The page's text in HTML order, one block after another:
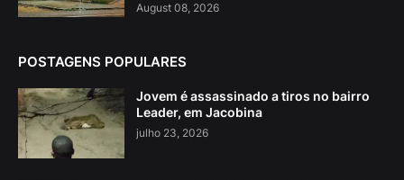
August 08, 2026
POSTAGENS POPULARES
Jovem é assassinado a tiros no bairro
Leader, em Jacobina
julho 23, 2026